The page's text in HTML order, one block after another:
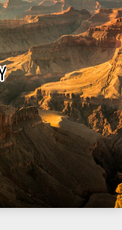
Skip
to
content